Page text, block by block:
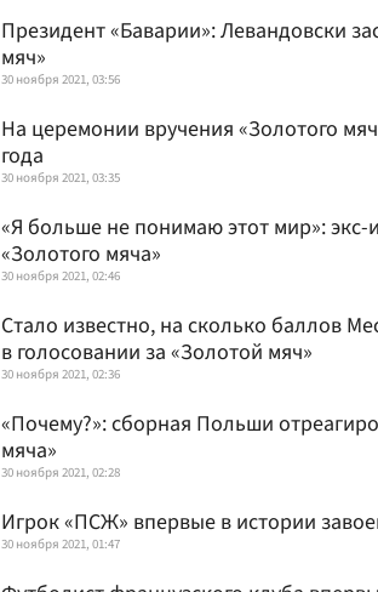
Президент «Баварии»: Левандовски
мяч»
30 ноября 2021, 03:56
На церемонии вручения «Золотого
года
30 ноября 2021, 03:35
«Я больше не понимаю этот мир»: экс-
«Золотого мяча»
30 ноября 2021, 02:46
Стало известно, на сколько баллов
в голосовании за «Золотой мяч»
30 ноября 2021, 02:36
«Почему?»: сборная Польши
мяча»
30 ноября 2021, 02:28
Игрок «ПСЖ» впервые в истории
30 ноября 2021, 01:47